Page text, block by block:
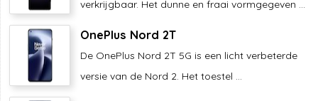
verkrijgbaar. Het dunne en fraai vormgegeven ...
OnePlus Nord 2T
De OnePlus Nord 2T 5G is een licht verbeterde
versie van de Nord 2. Het toestel ...